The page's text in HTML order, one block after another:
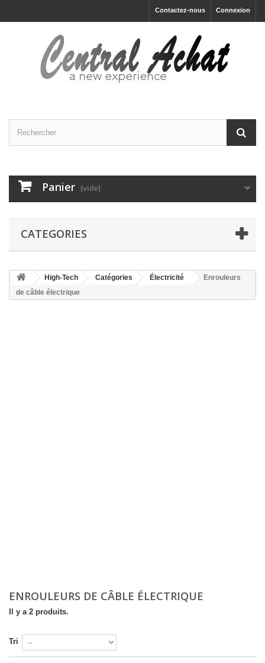
Connexion
Contactez-nous
Panier (vide)
CATEGORIES
High-Tech Catégories Électricité
Enrouleurs
de câble électrique
ENROULEURS DE CÂBLE ÉLECTRIQUE
Il y a 2 produits.
Tri